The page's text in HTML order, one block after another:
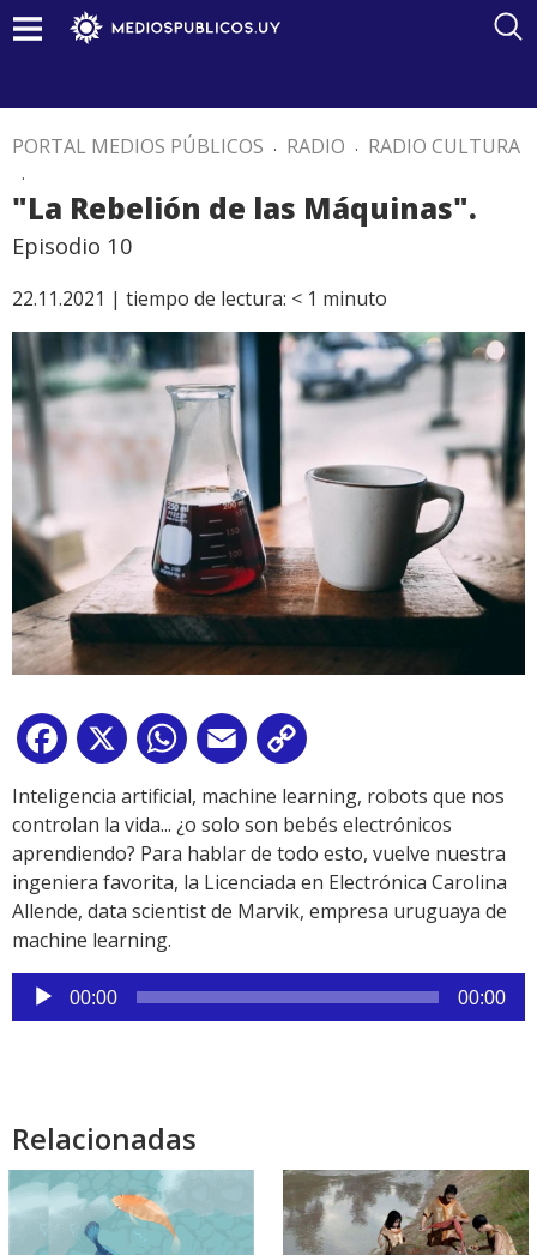
PORTAL MEDIOS PÚBLICOS . RADIO . RADIO CULTURA
.
"La Rebelión de las Máquinas".
Episodio 10
22.11.2021 | tiempo de lectura: < 1 minuto
Facebook
X WhatsApp
Email
Link
Inteligencia artificial, machine learning, robots que nos
controlan la vida... ¿o solo son bebés electrónicos
aprendiendo? Para hablar de todo esto, vuelve nuestra
ingeniera favorita, la Licenciada en Electrónica Carolina
Allende, data scientist de Marvik, empresa uruguaya de
machine learning.
Reproductor
de
00:00 00:00
Relacionadas